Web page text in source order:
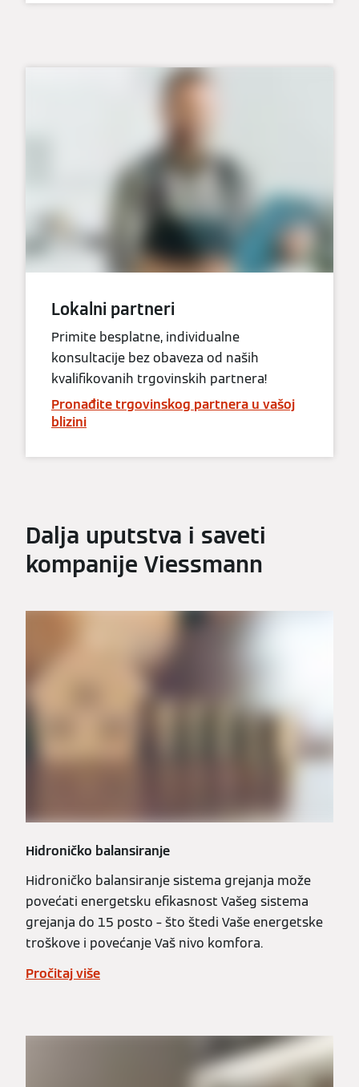
Lokalni partneri
Primite besplatne, individualne
konsultacije bez obaveza od naših
kvalifikovanih trgovinskih partnera!
Pronađite trgovinskog partnera u vašoj
blizini
Dalja uputstva i saveti
kompanije Viessmann
Hidroničko balansiranje
Hidroničko balansiranje sistema grejanja može
povećati energetsku efikasnost Vašeg sistema
grejanja do 15 posto – što štedi Vaše energetske
troškove i povećanje Vaš nivo komfora.
Pročitaj više